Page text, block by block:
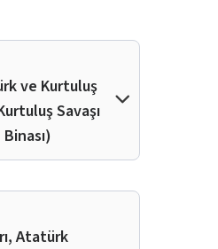
ve Kurtuluş
Savaşı
Atatürk